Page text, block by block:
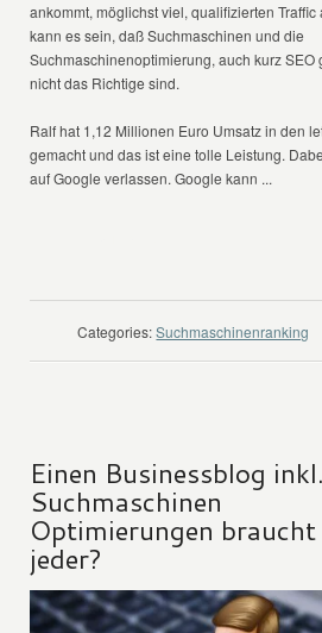
ankommt, möglichst viel, qualifizierten
kann es sein, daß Suchmaschinen und die
Suchmaschinenoptimierung, auch kurz SEO
nicht das Richtige sind.
Ralf hat 1,12 Millionen Euro Umsatz in den
gemacht und das ist eine tolle Leistung.
auf Google verlassen. Google kann ...
Categories: Suchmaschinenranking
Einen Businessblog inkl.
Suchmaschinen
Optimierungen braucht
jeder?